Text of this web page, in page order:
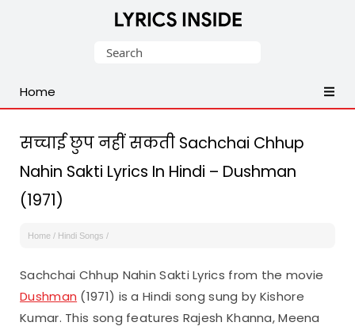
Malayalam,
English,
Songs
Lyrics
Search
Home
सच्चाई छुप नहीं सकती Sachchai Chhup
Nahin Sakti Lyrics In Hindi – Dushman
(1971)
Home / Hindi Songs /
Sachchai Chhup Nahin Sakti Lyrics from the movie
Dushman (1971) is a Hindi song sung by Kishore
Kumar. This song features Rajesh Khanna, Meena